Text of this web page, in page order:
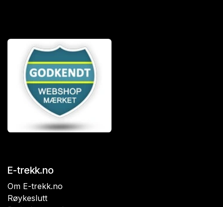
E-trekk.no
Om E-trekk.no
Røykeslutt